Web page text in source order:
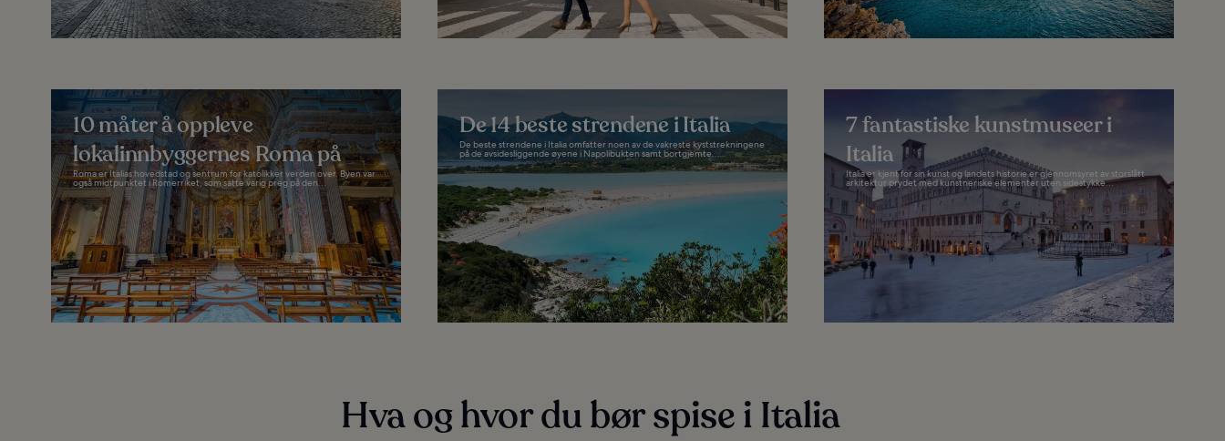
10 måter å oppleve
lokalinnbyggernes Roma på
Roma er Italias hovedstad og sentrum for katolikker verden over. Byen var
også midtpunktet i Romerriket, som satte varig preg på den...
De 14 beste strendene i Italia
De beste strendene i Italia omfatter noen av de vakreste kyststrekningene
på de avsidesliggende øyene i Napolibukten samt bortgjemte...
7 fantastiske kunstmuseer i
Italia
Italia er kjent for sin kunst og landets historie er gjennomsyret av storslått
arkitektur prydet med kunstneriske elementer uten sidestykke...
Hva og hvor du bør spise i Italia